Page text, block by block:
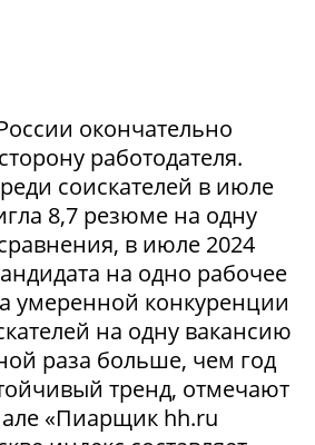
окончательно
работодателя.
соискателей в июле
8,7 резюме на одну
в июле 2024
на одно рабочее
умеренной конкуренции
на одну вакансию
раза больше, чем год
тренд, отмечают
«Пиарщик hh.ru